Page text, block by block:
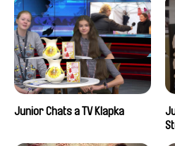
Junior Chats a TV Klapka